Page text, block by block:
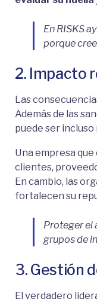
En RISKS
porque
2. Impacto
Las
Además de las
puede ser
Una empresa
clientes,
En cambio, las
fortalecen su
Proteger el
grupos de
3. Gestión
El verdadero